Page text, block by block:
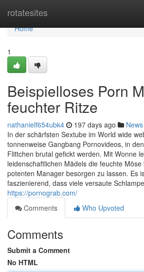
rotatesites
Home
Home
1
Beispielloses Porn
feuchter Ritze
nathanielf654ubk4 197 days ago News
In der schärfsten Sextube im World wide
tonnenweise Gangbang Pornovideos, in
Flittchen brutal gefickt werden. Mit Wonne
leidenschaftlichen Mädels die feuchte
potenten Manager besorgen zu lassen. Es
faszienierend, dass viele versaute
https://pornograb.com/
Comments
Who Upvoted
Comments
Submit a Comment
No HTML